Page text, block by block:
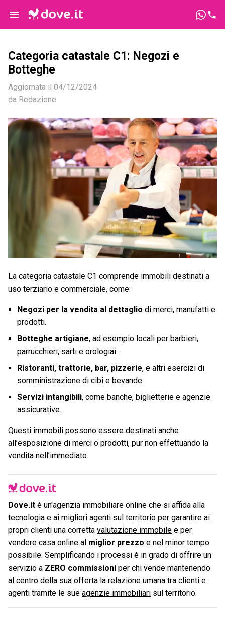
Categoria catastale C1: Negozi e
Botteghe
Aggiornata il 04/12/2024
da Redazione
La categoria catastale C1 comprende immobili destinati a
uso terziario e commerciale, come:
Negozi per la vendita al dettaglio di merci, manufatti e
prodotti.
Botteghe artigiane, ad esempio locali per barbieri,
parrucchieri, sarti e orologiai.
Ristoranti, trattorie, bar, pizzerie, e altri esercizi di
somministrazione di cibi e bevande.
Servizi intangibili, come banche, biglietterie e agenzie
assicurative.
Questi immobili possono essere destinati anche
all’esposizione di merci o prodotti, pur non effettuando la
vendita nell’immediato.
Dove.it è un'agenzia immobiliare online che si affida alla
tecnologia e ai migliori agenti sul territorio per garantire ai
propri clienti una corretta valutazione immobile e per
vendere casa online al miglior prezzo e nel minor tempo
possibile. Semplificando i processi è in grado di offrire un
servizio a ZERO commissioni per chi vende mantenendo
al centro della sua offerta la relazione umana tra clienti e
agenti tramite le sue agenzie immobiliari sul territorio.